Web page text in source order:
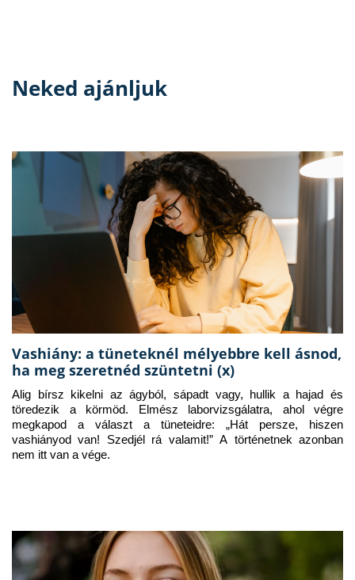
Neked ajánljuk
Vashiány: a tüneteknél mélyebbre kell ásnod,
ha meg szeretnéd szüntetni (x)
Alig bírsz kikelni az ágyból, sápadt vagy, hullik a hajad és
töredezik a körmöd. Elmész laborvizsgálatra, ahol végre
megkapod a választ a tüneteidre: „Hát persze, hiszen
vashiányod van! Szedjél rá valamit!” A történetnek azonban
nem itt van a vége.